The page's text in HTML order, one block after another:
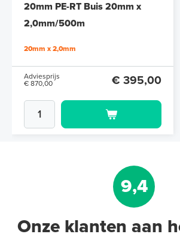
€ 152,23
20mm PE-RT Buis 20mm x
2,0mm/500m
20mm x 2,0mm
Adviesprijs
€ 870,00
€ 395,00
9,4
Onze klanten aan